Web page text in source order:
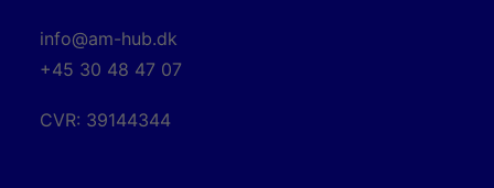
info@am-hub.dk
+45 30 48 47 07
CVR: 39144344